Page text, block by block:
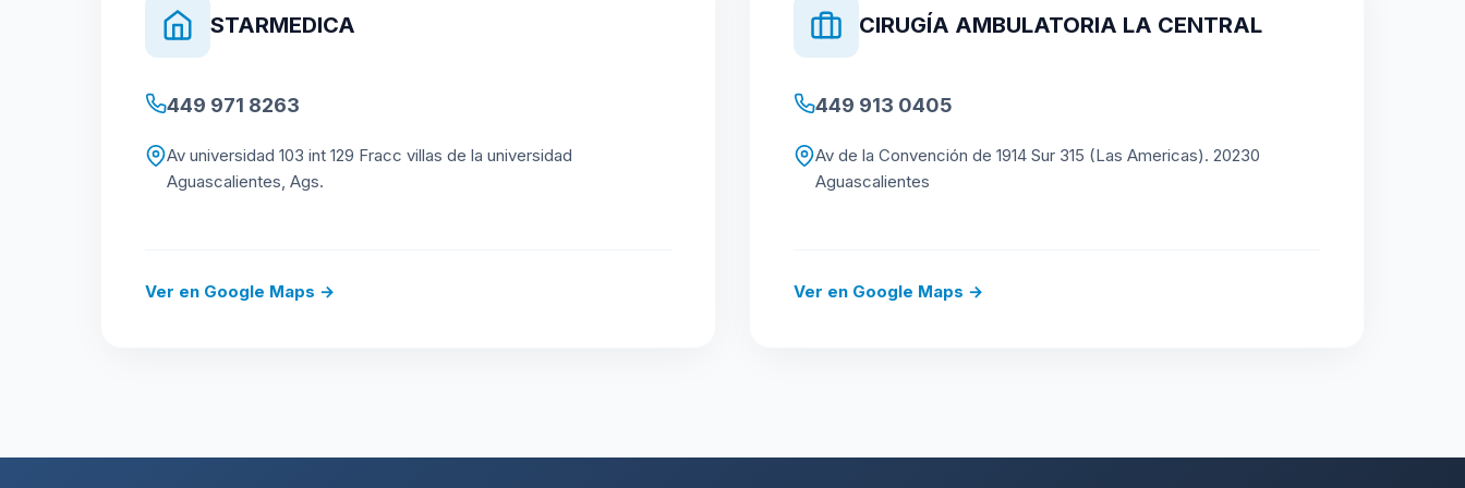
STARMEDICA
449 971 8263
Av universidad 103 int 129 Fracc villas de la universidad
Aguascalientes, Ags.
Ver en Google Maps →
CIRUGÍA AMBULATORIA LA CENTRAL
449 913 0405
Av de la Convención de 1914 Sur 315 (Las Americas). 20230
Aguascalientes
Ver en Google Maps →